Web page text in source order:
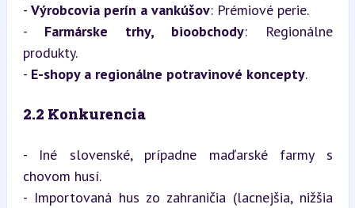
- Výrobcovia perín a vankúšov: Prémiové perie.
- Farmárske trhy, bioobchody: Regionálne
produkty.
- E-shopy a regionálne potravinové koncepty.
2.2 Konkurencia
- Iné slovenské, prípadne maďarské farmy s
chovom husí.
- Importovaná hus zo zahraničia (lacnejšia, nižšia